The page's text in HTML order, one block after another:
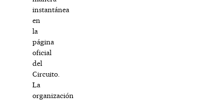
instantánea
en
la
página
oficial
del
Circuito.
La
organización